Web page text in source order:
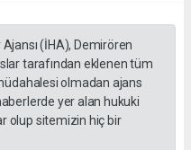
(İHA), Demirören
tarafından eklenen tüm
olmadan ajans
yer alan hukuki
olup sitemizin hiç bir